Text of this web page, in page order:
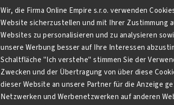
Wir, die Firma Online Empire s.r.o. verwenden
Website sicherzustellen und mit Ihrer Zustimmung
Websites zu personalisieren und zu analysieren
unsere Werbung besser auf Ihre Interessen
Schaltfläche "Ich verstehe" stimmen Sie der
Zwecken und der Übertragung von über diese
dieser Website an unsere Partner für die Anzeige
Netzwerken und Werbenetzwerken auf anderen